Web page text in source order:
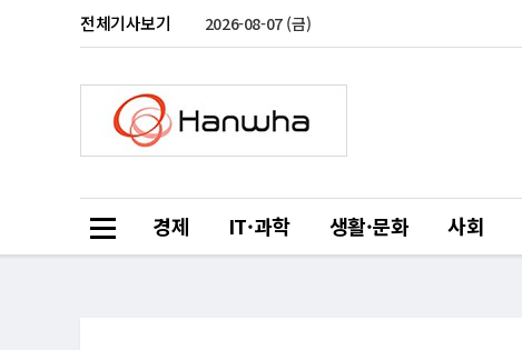
전체기사보기 2026-08-07 (금)
경제 IT·과학 생활·문화 사회